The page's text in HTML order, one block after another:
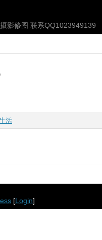
影修图 联系QQ1023949139
活
[Login]